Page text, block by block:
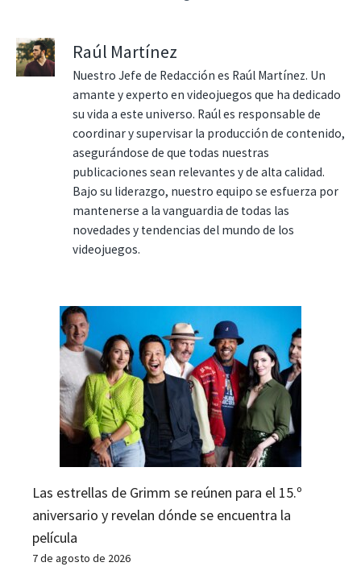
Raúl Martínez
Nuestro Jefe de Redacción es Raúl Martínez. Un
amante y experto en videojuegos que ha dedicado
su vida a este universo. Raúl es responsable de
coordinar y supervisar la producción de contenido,
asegurándose de que todas nuestras
publicaciones sean relevantes y de alta calidad.
Bajo su liderazgo, nuestro equipo se esfuerza por
mantenerse a la vanguardia de todas las
novedades y tendencias del mundo de los
videojuegos.
Las estrellas de Grimm se reúnen para el 15.º
aniversario y revelan dónde se encuentra la
película
7 de agosto de 2026